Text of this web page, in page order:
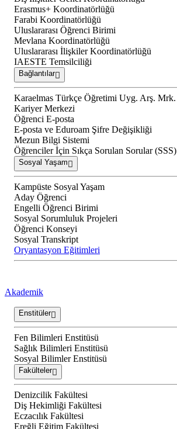
Erasmus+ Koordinatörlüğü
Farabi Koordinatörlüğü
Uluslararası Öğrenci Birimi
Mevlana Koordinatörlüğü
Uluslararası İlişkiler Koordinatörlüğü
IAESTE Temsilciliği
Bağlantılar
Karaelmas Türkçe Öğretimi Uyg. Arş. Mrk.
Kariyer Merkezi
Öğrenci E-posta
E-posta ve Eduroam Şifre Değişikliği
Mezun Bilgi Sistemi
Öğrenciler İçin Sıkça Sorulan Sorular (SSS)
Sosyal Yaşam
Kampüste Sosyal Yaşam
Aday Öğrenci
Engelli Öğrenci Birimi
Sosyal Sorumluluk Projeleri
Öğrenci Konseyi
Sosyal Transkript
Oryantasyon Eğitimleri
Akademik
Enstitüler
Fen Bilimleri Enstitüsü
Sağlık Bilimleri Enstitüsü
Sosyal Bilimler Enstitüsü
Fakülteler
Denizcilik Fakültesi
Diş Hekimliği Fakültesi
Eczacılık Fakültesi
Ereğli Eğitim Fakültesi